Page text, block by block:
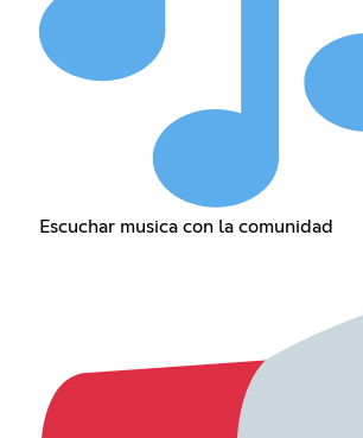
Escuchar musica con la comunidad